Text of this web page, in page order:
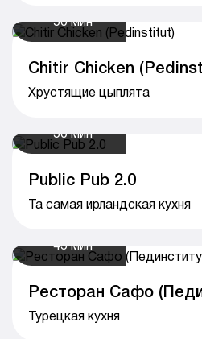
50 мин
Chitir Chicken
Хрустящие цыплята
50 мин
Public Pub 2.0
Та самая ирландская кухня
45 мин
Ресторан Сафо
Турецкая кухня